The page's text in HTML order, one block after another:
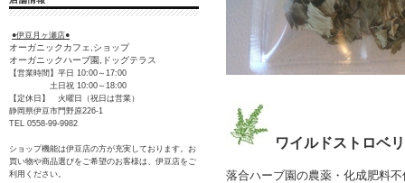
ワイルドストロベ
落合ハーブ園の農薬・化成肥料
●伊豆月ヶ瀬店●
オーガニックカフェ,ショップ
オーガニックハーブ園,ドッグテラス
【営業時間】平日 10:00～17:00
土日祝 10:00～18:00
【定休日】 火曜日（祝日は営業）
静岡県伊豆市門野原226-1
TEL 0558-99-9982
ショップ機能は伊豆店の方が充実しております。お
買い物や商品選びをご希望のお客様は、伊豆店をご
利用ください。